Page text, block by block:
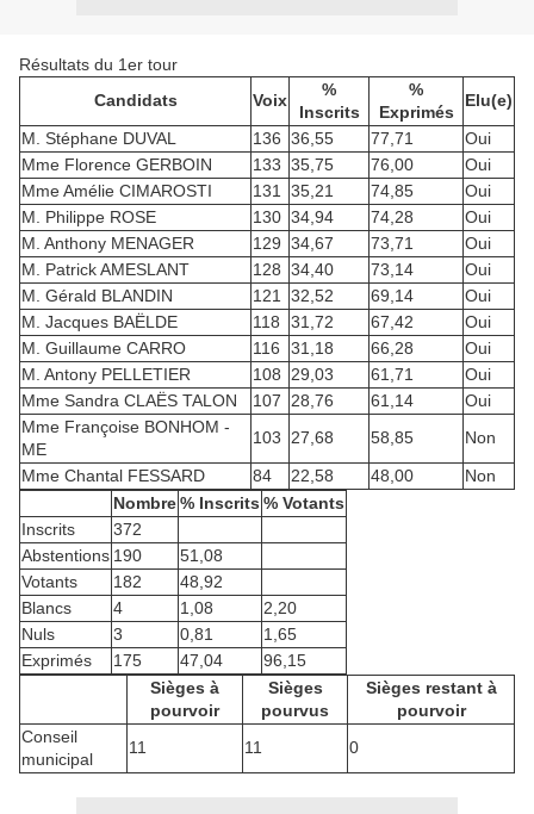
Résultats du 1er tour
Candidats
Voix
%
Inscrits
%
Exprimés
Elu(e)
M. Stéphane DUVAL
136 36,55 77,71
Oui
Mme Florence GERBOIN
133 35,75 76,00
Oui
Mme Amélie CIMAROSTI
131 35,21 74,85
Oui
M. Philippe ROSE
130 34,94 74,28
Oui
M. Anthony MENAGER
129 34,67 73,71
Oui
M. Patrick AMESLANT
128 34,40 73,14
Oui
M. Gérald BLANDIN
121 32,52 69,14
Oui
M. Jacques BAËLDE
118 31,72 67,42
Oui
M. Guillaume CARRO
116 31,18 66,28
Oui
M. Antony PELLETIER
108 29,03 61,71
Oui
Mme Sandra CLAËS TALON
107 28,76 61,14
Oui
Mme Françoise BONHOM -
ME
103 27,68 58,85
Non
Mme Chantal FESSARD
84 22,58 48,00
Non
Nombre% Inscrits % Votants
Inscrits
372
Abstentions 190
51,08
Votants
182
48,92
Blancs
4 1,08
2,20
Nuls
3 0,81
1,65
Exprimés
175 47,04
96,15
Sièges à
pourvoir
Sièges
pourvus
Sièges restant à
pourvoir
Conseil
municipal
11 11 0